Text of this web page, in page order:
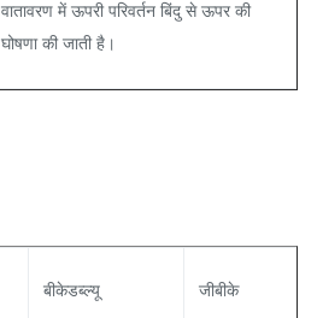
वातावरण में ऊपरी परिवर्तन बिंदु से ऊपर की
घोषणा की जाती है।
बीकेडब्ल्यू जीबीके